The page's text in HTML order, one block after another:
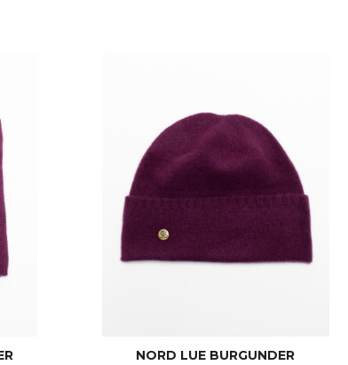
NORD LUE BURGUNDER